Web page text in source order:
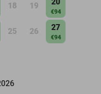
18 19
€94
25 26 27
€94